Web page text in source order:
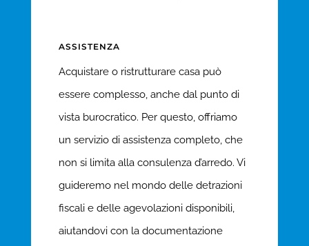
ASSISTENZA
Acquistare o ristrutturare casa può
essere complesso, anche dal punto di
vista burocratico. Per questo, offriamo
un servizio di assistenza completo, che
non si limita alla consulenza d’arredo. Vi
guideremo nel mondo delle detrazioni
fiscali e delle agevolazioni disponibili,
aiutandovi con la documentazione